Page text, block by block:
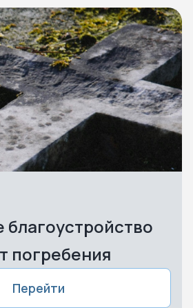
благоустройство
погребения
Перейти